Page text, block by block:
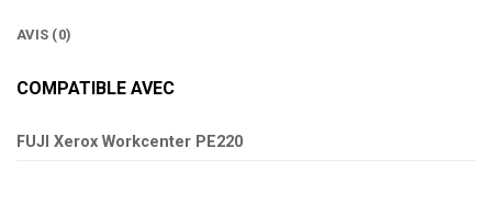
AVIS (0)
COMPATIBLE AVEC
FUJI Xerox Workcenter PE220